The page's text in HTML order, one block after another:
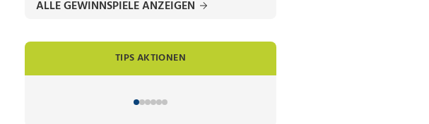
ALLE GEWINNSPIELE ANZEIGEN
TIPS AKTIONEN